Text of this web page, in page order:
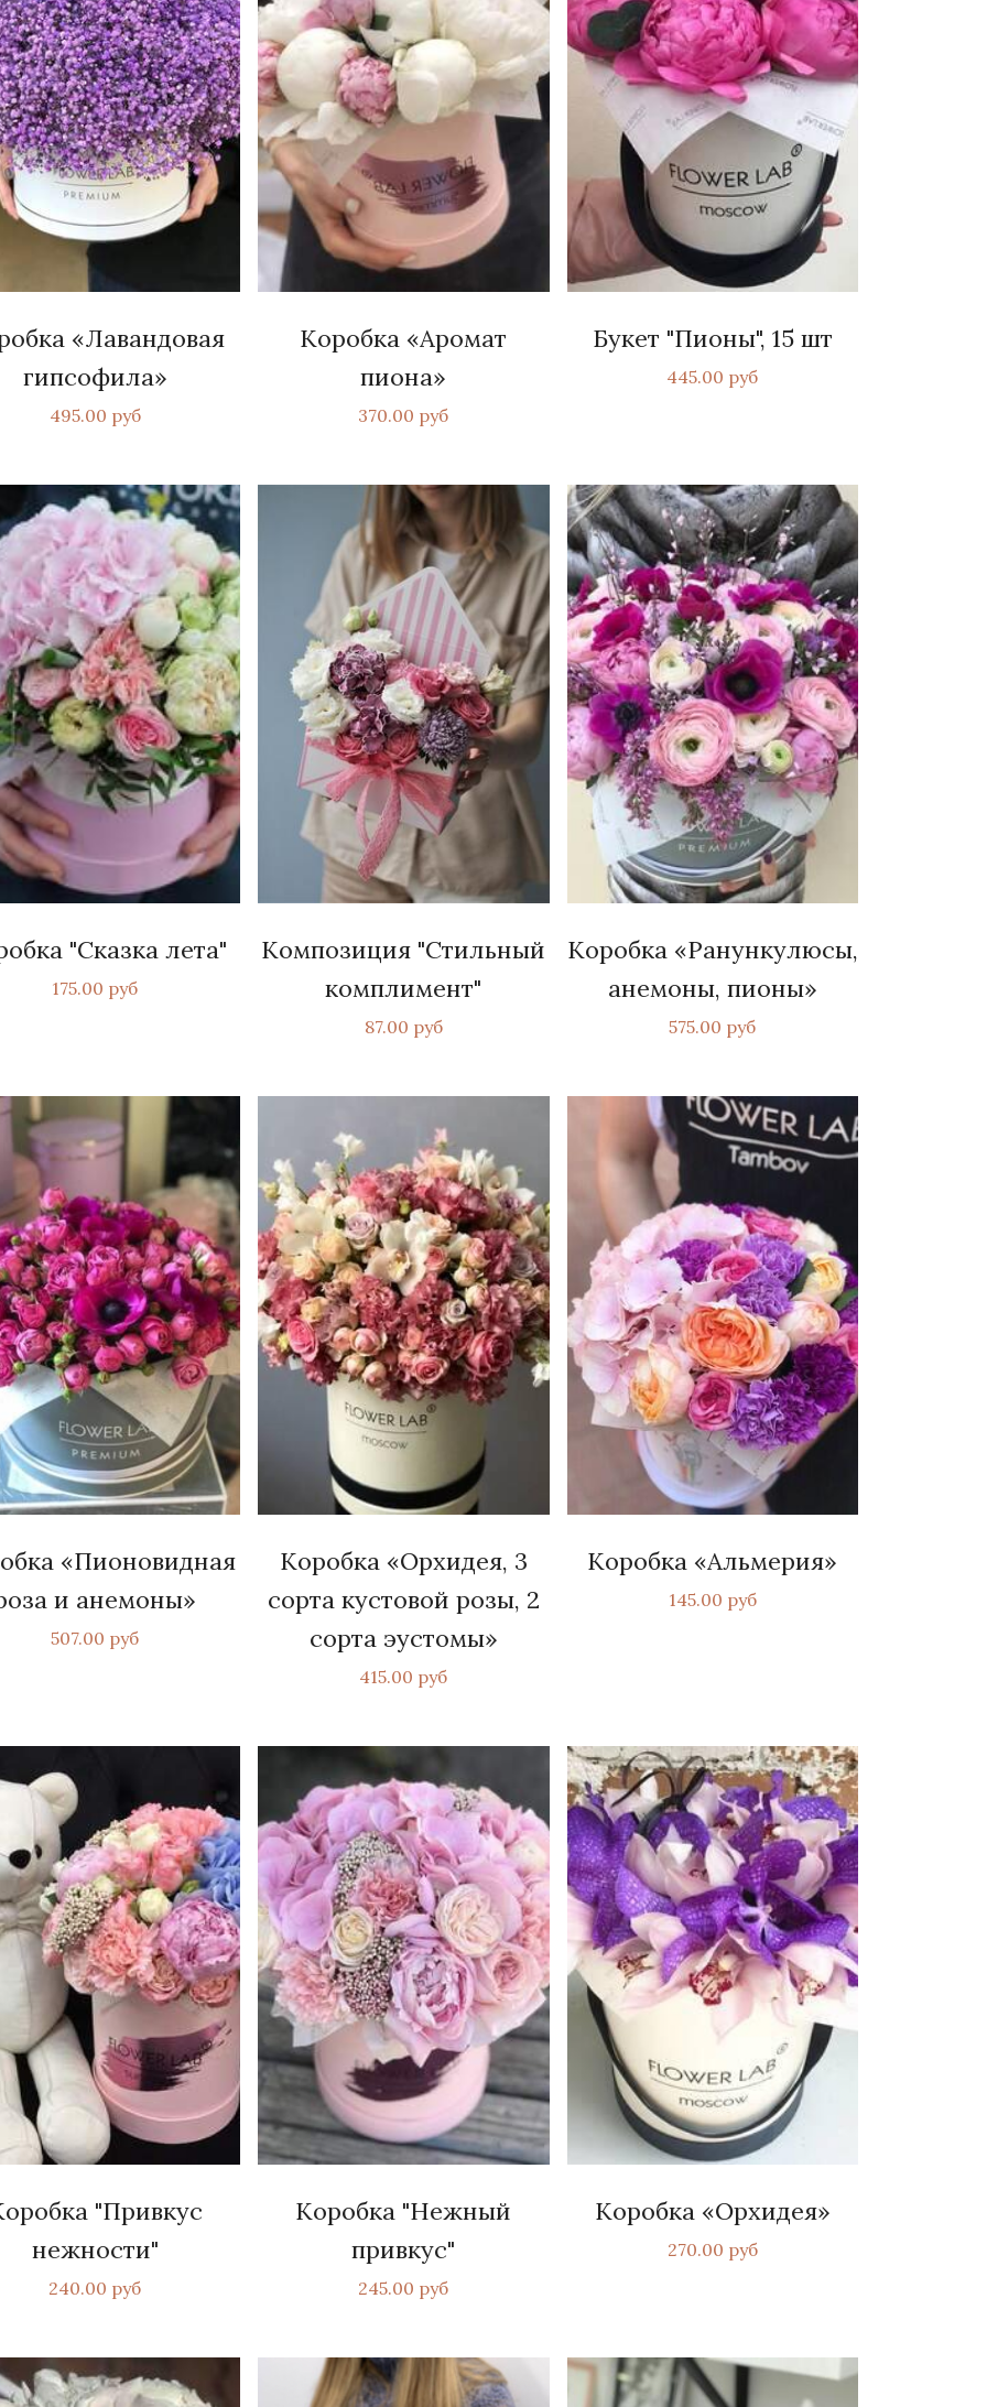
«Лавандовая
гипсофила»
495.00 руб
Коробка «Аромат
пиона»
370.00 руб
Букет "Пионы", 15 шт
445.00 руб
"Сказка лета"
175.00 руб
Композиция "Стильный
комплимент"
87.00 руб
Коробка «Ранункулюсы,
анемоны, пионы»
575.00 руб
«Пионовидная
и анемоны»
507.00 руб
Коробка «Орхидея, 3
сорта кустовой розы, 2
сорта эустомы»
415.00 руб
Коробка «Альмерия»
145.00 руб
"Привкус
нежности"
240.00 руб
Коробка "Нежный
привкус"
245.00 руб
Коробка «Орхидея»
270.00 руб